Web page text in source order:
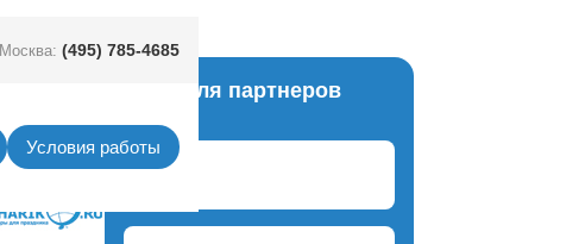
Москва: (495) 785-4685
Условия работы
Вход для партнеров
Логин